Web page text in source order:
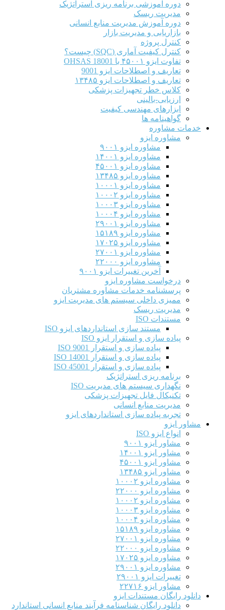
دوره آموزشی برنامه ریزی استراتژیک
مدیریت ریسک
دوره آموزش مدیریت منابع انسانی
بازاریابی و مدیریت بازار
کنترل پروژه
کنترل کیفیت آماری (SQC) چیست؟
تفاوت ایزو ۴۵۰۰۱ با OHSAS 18001
تعاریف و اصطلاحات ایزو 9001
تعاریف و اصطلاحات ایزو ۱۳۴۸۵
کلاس خطر تجهیزات پزشکی
ارزیابی-بالینی
ابزارهای مهندسی کیفیت
گواهینامه ها
مشاوره
مشاوره ایزو
مشاوره ایزو ۹۰۰۱
مشاوره ایزو ۱۴۰۰۱
مشاوره ایزو ۴۵۰۰۱
مشاوره ایزو ۱۳۴۸۵
مشاوره ایزو ۱۰۰۰۱
مشاوره ایزو ۱۰۰۰۲
مشاوره ایزو ۱۰۰۰۳
مشاوره ایزو ۱۰۰۰۴
مشاوره ایزو ۲۹۰۰۱
مشاوره ایزو ۱۵۱۸۹
مشاوره ایزو ۱۷۰۲۵
مشاوره ایزو ۲۷۰۰۱
مشاوره ایزو ۲۲۰۰۰
آخرین تغییرات ایزو ۹۰۰۱
درخواست مشاوره ایزو
پرسشنامه خدمات مشاوره مشتریان
ممیزی داخلی سیستم های مدیریت ایزو
مدیریت ریسک
مستندات ISO
مستند سازی استانداردهای ایزو ISO
پیاده سازی و استقرار ایزو ISO
پیاده سازی و استقرار ISO 9001​
پیاده سازی و استقرار ISO 14001
پیاده سازی و استقرار ISO 45001
برنامه ریزی استراتژیک
نگهداری سیستم های مدیریت ISO
تکنیکال فایل تجهیزات پزشکی
مدیریت منابع انسانی
تجربه پیاده سازی استانداردهای ایزو
ایزو
انواع ایزو ISO
مشاور ایزو ۹۰۰۱
مشاور ایزو ۱۴۰۰۱
مشاور ایزو ۴۵۰۰۱
مشاور ایزو ۱۳۴۸۵
مشاوره ایزو ۱۰۰۰۲
مشاوره ایزو ۲۲۰۰۰
مشاوره ایزو ۱۰۰۰۲
مشاوره ایزو ۱۰۰۰۳
مشاوره ایزو ۱۰۰۰۴
مشاوره ایزو ۱۵۱۸۹
مشاوره ایزو ۲۷۰۰۱
مشاوره ایزو ۲۲۰۰۰
مشاوره ایزو ۱۷۰۲۵
مشاوره ایزو ۲۹۰۰۱
تغییرات ایزو ۲۹۰۰۱
مشاور ایزو ۲۲۷۱۶
رایگان مستندات ایزو
دانلود رایگان شناسنامه فرآیند منابع انسانی استاندارد